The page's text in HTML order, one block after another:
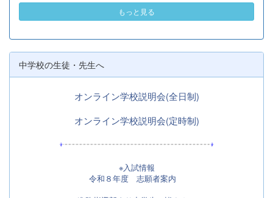
もっと見る
中学校の生徒・先生へ
オンライン学校説明会(全日制)
オンライン学校説明会(定時制)
※入試情報
令和８年度 志願者案内